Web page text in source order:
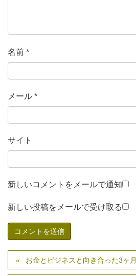
名前 *
メール *
サイト
新しいコメントをメールで通知
新しい投稿をメールで受け取る
お金とビジネスと向き合った3ヶ月